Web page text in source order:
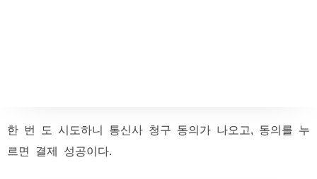
한 번 도 시도하니 통신사 청구 동의가 나오고, 동의를 누
르면 결제 성공이다.